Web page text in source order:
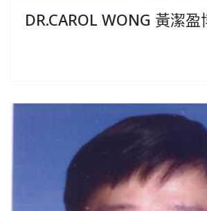
DR.CAROL WONG 黃潔盈